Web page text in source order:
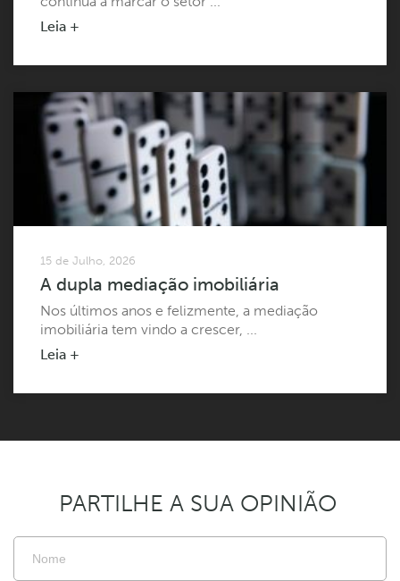
Leia +
15 de Julho, 2026
A dupla mediação imobiliária
Nos últimos anos e felizmente, a mediação
imobiliária tem vindo a crescer, ...
Leia +
PARTILHE A SUA OPINIÃO